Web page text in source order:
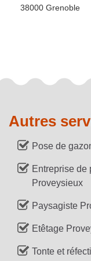
38000 Grenoble
Autres
Pose de
Entreprise de
Proveysieux
Paysagiste
Etêtage
Tonte et